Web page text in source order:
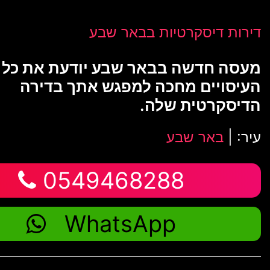
דירות דיסקרטיות בבאר שבע
מעסה חדשה בבאר שבע יודעת את כל
העיסויים מחכה למפגש אתך בדירה
הדיסקרטית שלה.
עיר: | באר שבע
0549468288
WhatsApp